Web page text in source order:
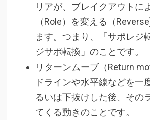
リアが、ブレイクアウトに
（Role）を変える（
ます。つまり、「サポレジ
ジサポ転換」のことです。
リターンムーブ（Return
ドラインや水平線などを一
るいは下抜けした後、その
てくる動きのことです。